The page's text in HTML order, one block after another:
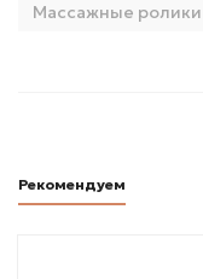
Массажные ролики
Рекомендуем